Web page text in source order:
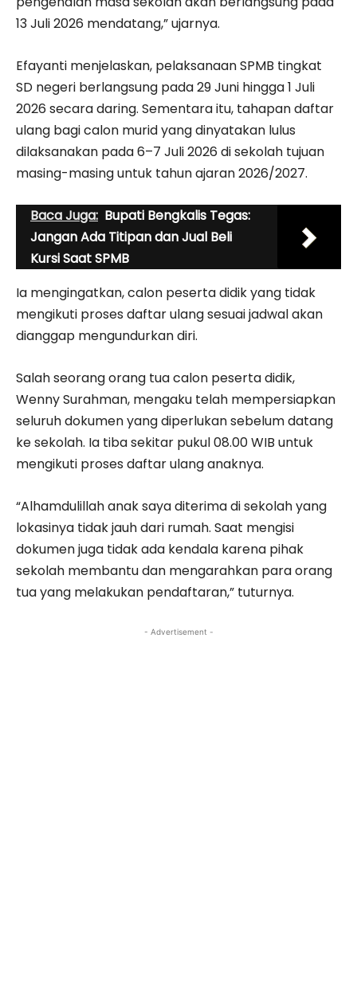
13 Juli 2026 mendatang,” ujarnya.
Efayanti menjelaskan, pelaksanaan SPMB tingkat
SD negeri berlangsung pada 29 Juni hingga 1 Juli
2026 secara daring. Sementara itu, tahapan daftar
ulang bagi calon murid yang dinyatakan lulus
dilaksanakan pada 6–7 Juli 2026 di sekolah tujuan
masing-masing untuk tahun ajaran 2026/2027.
Baca Juga: Bupati Bengkalis Tegas:
Jangan Ada Titipan dan Jual Beli
Kursi Saat SPMB
Ia mengingatkan, calon peserta didik yang tidak
mengikuti proses daftar ulang sesuai jadwal akan
dianggap mengundurkan diri.
Salah seorang orang tua calon peserta didik,
Wenny Surahman, mengaku telah mempersiapkan
seluruh dokumen yang diperlukan sebelum datang
ke sekolah. Ia tiba sekitar pukul 08.00 WIB untuk
mengikuti proses daftar ulang anaknya.
“Alhamdulillah anak saya diterima di sekolah yang
lokasinya tidak jauh dari rumah. Saat mengisi
dokumen juga tidak ada kendala karena pihak
sekolah membantu dan mengarahkan para orang
tua yang melakukan pendaftaran,” tuturnya.
- Advertisement -